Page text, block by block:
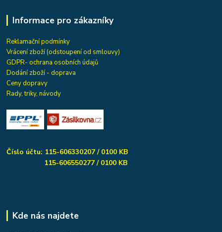
Informace pro zákazníky
Reklamační podmínky
Vrácení zboží (odstoupení od smlouvy)
GDPR- ochrana osobních údajů
Dodání zboží - doprava
Ceny dopravy
Rady, triky, návody
Číslo účtu: 115-606330207 / 0100 KB
115-606550277 / 0100 KB
Kde nás najdete